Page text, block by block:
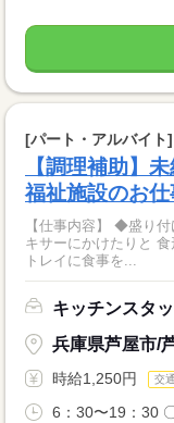
[パート・アルバイト]
【調理補助】
福祉施設のお仕
【仕事内容】 ◆盛り
キサーにかけたりと
トレイに食事を...
キッチンスタ
兵庫県芦屋市/
時給1,250円 交
6：30〜19：30